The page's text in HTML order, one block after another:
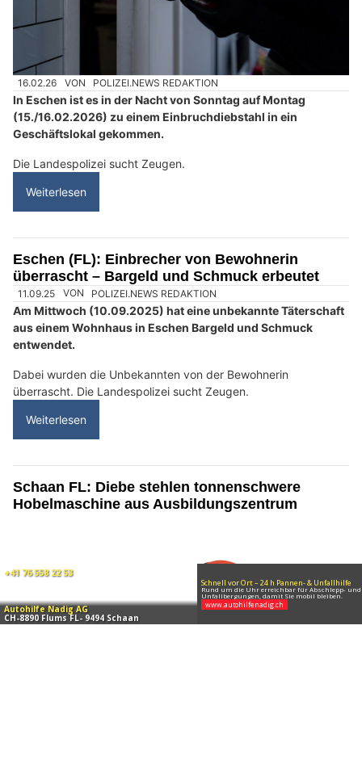
Autohilfe Nadig AG bietet Rundum‑Service für Pannenfälle
Demiri Automobile Anstalt: Professionelle Beratung für alle Fahrzeugfragen
Eschen (FL): Einbrecher stehlen Kassen und
16.02.26 VON POLIZEI.NEWS REDAKTION
In Eschen ist es in der Nacht von Sonntag auf Montag